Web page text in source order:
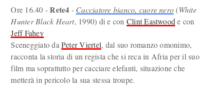
Ore 16.40 -Rete4 - Cacciatore bianco, cuore nero(White
Hunter Black Heart, 1990) di e con Clint Eastwood e con
Jeff Fahey
Sceneggiato daPeter Viertel, dal suo romanzo omonimo,
racconta la storia di un regista che si reca in Afria per il suo
film ma soprattutto per cacciare elefanti, situazione che
metterà in pericolo la sua stessa troupe.